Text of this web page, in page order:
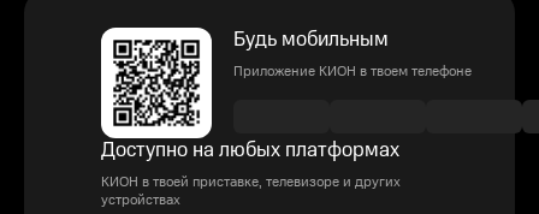
Будь мобильным
Приложение КИОН в твоем телефоне
Доступно на любых платформах
КИОН в твоей приставке, телевизоре и других
устройствах